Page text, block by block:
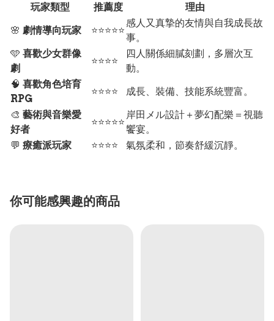
玩家類型
推薦度
理由
🌸 劇情導向玩家 ⭐⭐⭐⭐⭐
感人又真摯的友情與自我成長故
事。
🩵 喜歡少女群像
劇
⭐⭐⭐⭐
四人關係細膩刻劃，多層次互
動。
🧠 喜歡角色培育
RPG
⭐⭐⭐⭐
成長、裝備、技能系統豐富。
🎨 藝術與音樂愛
好者
⭐⭐⭐⭐⭐
岸田メル設計＋夢幻配樂＝視聽
饗宴。
💬 療癒派玩家 ⭐⭐⭐⭐ 氣氛柔和，節奏舒緩沉靜。
你可能感興趣的商品